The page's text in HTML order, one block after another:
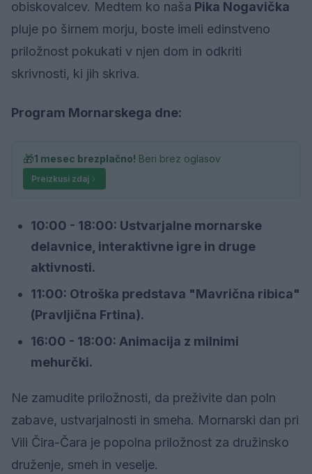
obiskovalcev. Medtem ko naša Pika Nogavička
pluje po širnem morju, boste imeli edinstveno
priložnost pokukati v njen dom in odkriti
skrivnosti, ki jih skriva.
Program Mornarskega dne:
🎁1 mesec brezplačno! Beri brez oglasov
Preizkusi zdaj
10:00 - 18:00: Ustvarjalne mornarske
delavnice, interaktivne igre in druge
aktivnosti.
11:00: Otroška predstava "Mavrična ribica"
(Pravljična Frtina).
16:00 - 18:00: Animacija z milnimi
mehurčki.
Ne zamudite priložnosti, da preživite dan poln
zabave, ustvarjalnosti in smeha. Mornarski dan pri
Vili Čira-Čara je popolna priložnost za družinsko
druženje, smeh in veselje.